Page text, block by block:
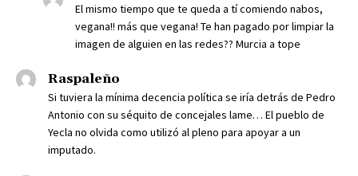
El mismo tiempo que te queda a tí comiendo nabos,
vegana!! más que vegana! Te han pagado por limpiar la
imagen de alguien en las redes?? Murcia a tope
Raspaleño
Si tuviera la mínima decencia política se iría detrás de Pedro
Antonio con su séquito de concejales lame… El pueblo de
Yecla no olvida como utilizó al pleno para apoyar a un
imputado.